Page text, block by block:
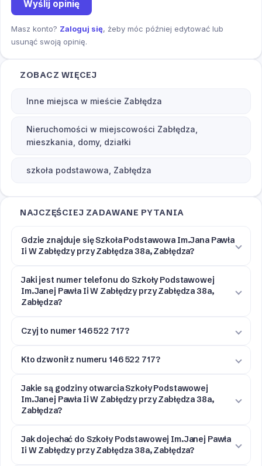
Wyślij opinię
Masz konto? Zaloguj się, żeby móc później edytować lub
usunąć swoją opinię.
ZOBACZ WIĘCEJ
Inne miejsca w mieście Zabłędza
Nieruchomości w miejscowości Zabłędza,
mieszkania, domy, działki
szkoła podstawowa, Zabłędza
NAJCZĘŚCIEJ ZADAWANE PYTANIA
Gdzie znajduje się Szkoła Podstawowa Im.Jana Pawła
Ii W Zabłędzy przy Zabłędza 38a, Zabłędza?
Jaki jest numer telefonu do Szkoły Podstawowej
Im.Janej Pawła Ii W Zabłędzy przy Zabłędza 38a,
Zabłędza?
Czyj to numer 146 522 717?
Kto dzwonił z numeru 146 522 717?
Jakie są godziny otwarcia Szkoły Podstawowej
Im.Janej Pawła Ii W Zabłędzy przy Zabłędza 38a,
Zabłędza?
Jak dojechać do Szkoły Podstawowej Im.Janej Pawła
Ii W Zabłędzy przy Zabłędza 38a, Zabłędza?